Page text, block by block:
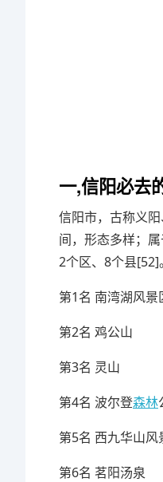
一,信阳必去
信阳市，古称义
间，形态多样；
2个区、8个县[52]
第1名 南湾湖风景
第2名 鸡公山
第3名 灵山
第4名 波尔登森林
第5名 西九华山风
第6名 茗阳汤泉